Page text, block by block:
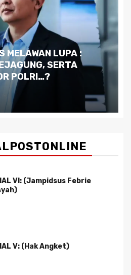
Tengah Krisis:
Daya Alam dan
Kreatif
VI: (Jampidsus Febrie
V: (Hak Angket)